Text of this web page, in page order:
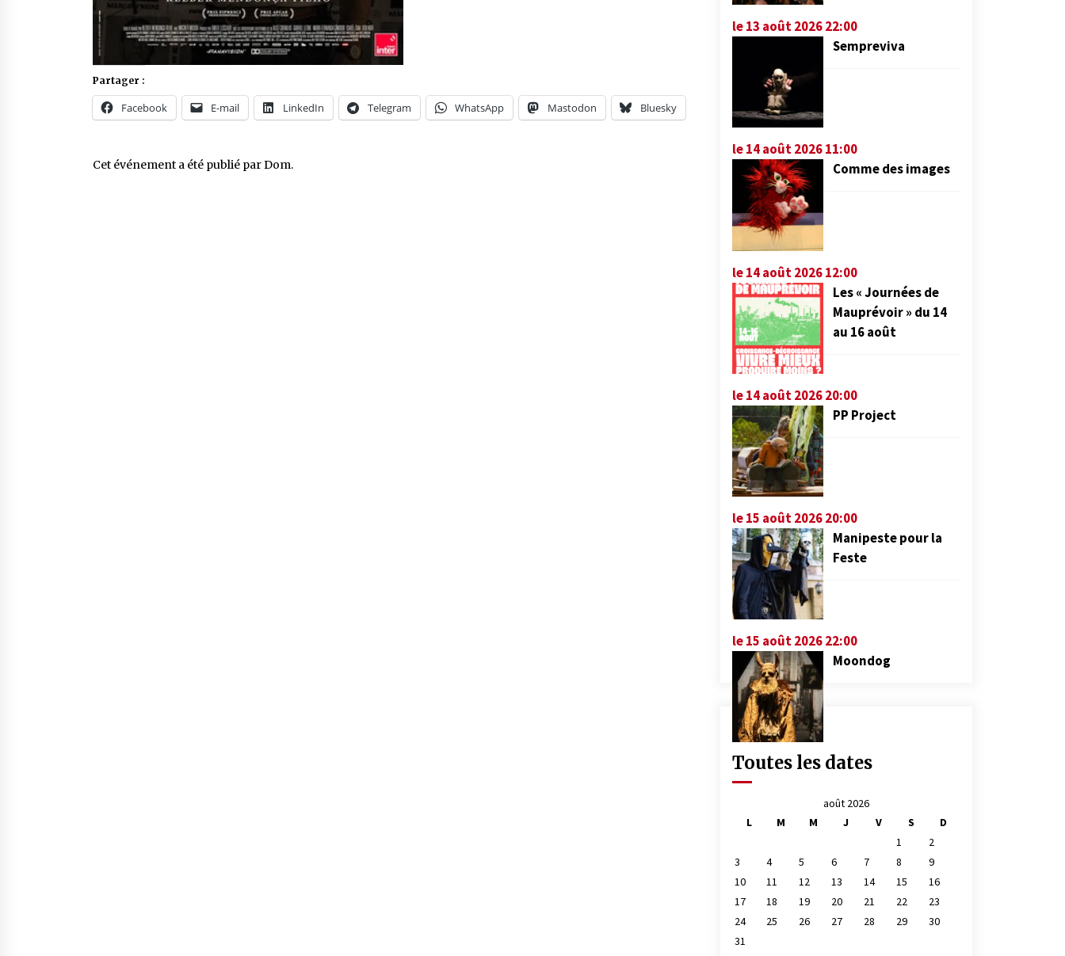
Partager :
Facebook E-mail LinkedIn Telegram WhatsApp Mastodon Bluesky
Cet événement a été publié parDom.
le 13 août 2026 22:00
Sempreviva
le 14 août 2026 11:00
Comme des images
le 14 août 2026 12:00
Les « Journées de
Mauprévoir » du 14
au 16 août
le 14 août 2026 20:00
PP Project
le 15 août 2026 20:00
Manipeste pour la
Feste
le 15 août 2026 22:00
Moondog
Toutes les dates
août 2026
L
M M J V S
D
1
2
3
4 5 6 7 8
9
10
11 12 13 14 15
16
17
18 19 20 21 22
23
24
25 26 27 28 29
30
31